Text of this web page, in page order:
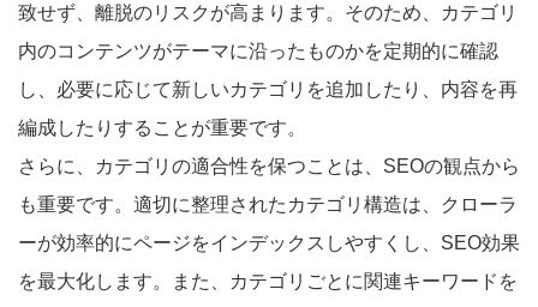
致せず、離脱のリスクが高まります。そのため、カテゴリ
内のコンテンツがテーマに沿ったものかを定期的に確認
し、必要に応じて新しいカテゴリを追加したり、内容を再
編成したりすることが重要です。
さらに、カテゴリの適合性を保つことは、SEOの観点から
も重要です。適切に整理されたカテゴリ構造は、クローラ
ーが効率的にページをインデックスしやすくし、SEO効果
を最大化します。また、カテゴリごとに関連キーワードを